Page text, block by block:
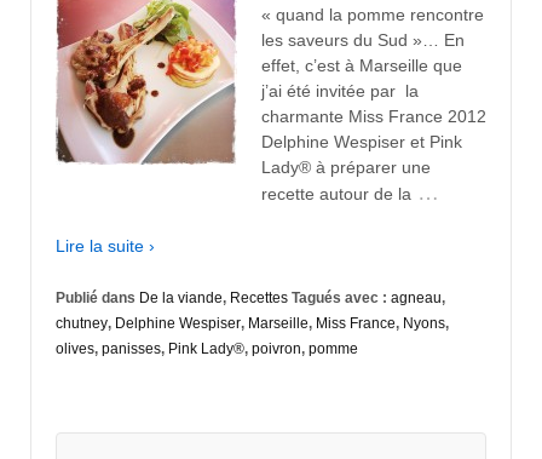
« quand la pomme rencontre
les saveurs du Sud »… En
effet, c’est à Marseille que
j’ai été invitée par la
charmante Miss France 2012
Delphine Wespiser et Pink
Lady® à préparer une
recette autour de la …
Lire la suite ›
Publié dans De la viande, Recettes Tagués avec : agneau,
chutney, Delphine Wespiser, Marseille, Miss France, Nyons,
olives, panisses, Pink Lady®, poivron, pomme